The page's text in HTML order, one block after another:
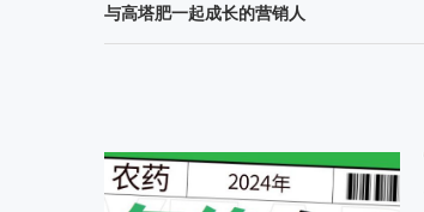
与高塔肥一起成长的营销人